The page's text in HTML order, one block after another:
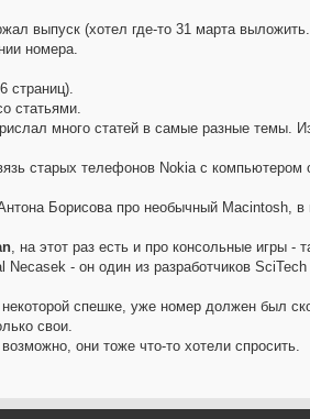
выпуск (хотел где-то 31 марта
номера.
страниц).
статьями.
много статей в самые разные темы.
старых телефонов Nokia с компьютером
Борисова про необычный Macintosh,
, на этот раз есть и про консольные игры -
- он один из разработчиков
спешке, уже номер должен был
свои.
они тоже что-то хотели спросить.